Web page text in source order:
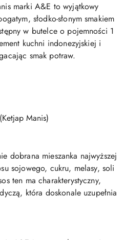
marki A&E to wyjątkowy
słodko-słonym smakiem
w butelce o pojemności 1
kuchni indonezyjskiej i
smak potraw.
Manis)
dobrana mieszanka najwyższej
sojowego, cukru, melasy, soli
ten ma charakterystyczny,
która doskonale uzupełnia